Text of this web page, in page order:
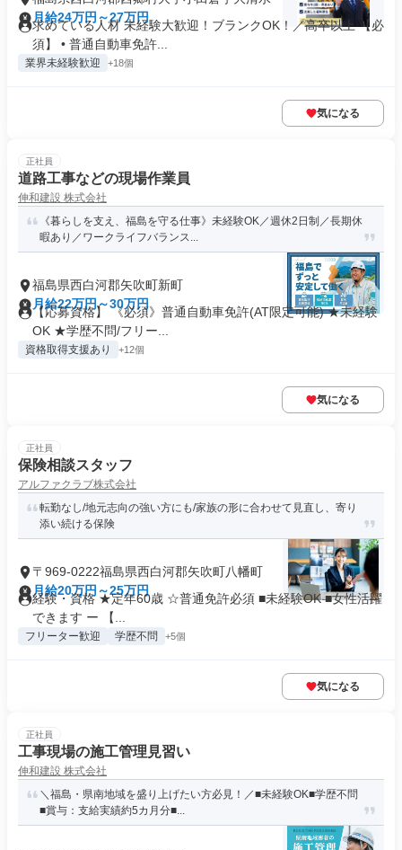
月給24万円～27万円
求めている人材 未経験大歓迎！ブランクOK！／高卒以上 【必
須】 • 普通自動車免許...
業界未経験歓迎 +18個
気になる
正社員
道路工事などの現場作業員
伸和建設 株式会社
《暮らしを支え、福島を守る仕事》未経験OK／週休2日制／長期休
暇あり／ワークライフバランス...
福島県西白河郡矢吹町新町
月給22万円～30万円
【応募資格】 《必須》普通自動車免許(AT限定可能) ★未経験
OK ★学歴不問/フリー...
資格取得支援あり +12個
気になる
正社員
保険相談スタッフ
アルファクラブ株式会社
転勤なし/地元志向の強い方にも/家族の形に合わせて見直し、寄り
添い続ける保険
〒969-0222福島県西白河郡矢吹町八幡町
月給20万円～25万円
経験・資格 ★定年60歳 ☆普通免許必須 ■未経験OK ■女性活躍
できます ー 【...
フリーター歓迎 学歴不問 +5個
気になる
正社員
工事現場の施工管理見習い
伸和建設 株式会社
＼福島・県南地域を盛り上げたい方必見！／■未経験OK■学歴不問
■賞与：支給実績約5カ月分■...